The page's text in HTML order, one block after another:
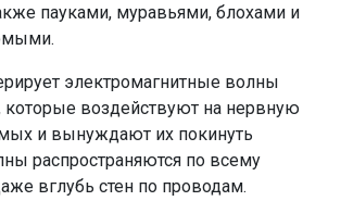
пауками, муравьями, блохами и
электромагнитные волны
которые воздействуют на нервную
и вынуждают их покинуть
распространяются по всему
вглубь стен по проводам.